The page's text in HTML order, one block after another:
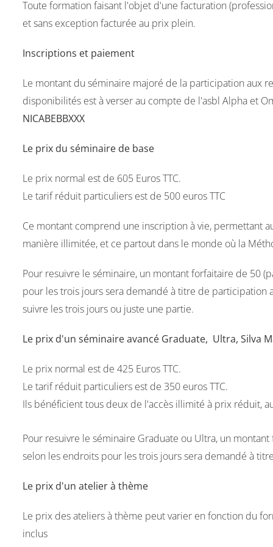
Toute formation faisant l'objet d'une facturation
et sans exception facturée au prix plein.
Inscriptions et paiement
Le montant du séminaire majoré de la participation aux
disponibilités est à verser au compte de l'asbl Alpha et
NICABEBBXXX
Le prix du séminaire de base
Le prix normal est de 605 Euros TTC.
Le tarif réduit particuliers est de 500 euros TTC
Ce montant comprend une inscription à vie, permettant
manière illimitée, et ce partout dans le monde où la
Pour resuivre le séminaire, un montant forfaitaire de 50
pour les trois jours sera demandé à titre de
suivre les trois jours ou juste une partie.
Le prix d'un séminaire avancé Graduate, Ultra, Silva
Le prix normal est de 425 Euros TTC.
Le tarif réduit particuliers est de 350 euros TTC.
Ils bénéficient tous deux de l'accès illimité à prix réduit,
Pour resuivre le séminaire Graduate ou Ultra, un
selon les endroits pour les trois jours sera demandé à
Le prix d'un atelier à thème
Le prix des ateliers à thème peut varier en fonction du
inclus